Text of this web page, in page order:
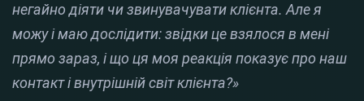
негайно діяти чи звинувачувати клієнта. Але я
можу і маю дослідити: звідки це взялося в мені
прямо зараз, і що ця моя реакція показує про наш
контакт і внутрішній світ клієнта?»